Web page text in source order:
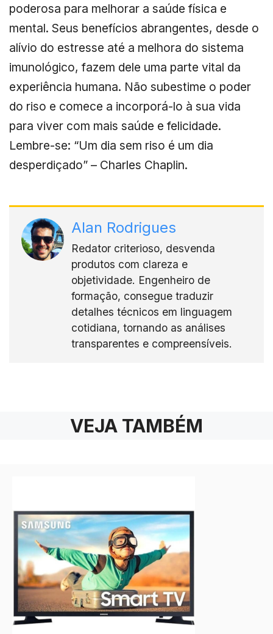
poderosa para melhorar a saúde física e
mental. Seus benefícios abrangentes, desde o
alívio do estresse até a melhora do sistema
imunológico, fazem dele uma parte vital da
experiência humana. Não subestime o poder
do riso e comece a incorporá-lo à sua vida
para viver com mais saúde e felicidade.
Lembre-se: “Um dia sem riso é um dia
desperdiçado” – Charles Chaplin.
Alan Rodrigues
Redator criterioso, desvenda
produtos com clareza e
objetividade. Engenheiro de
formação, consegue traduzir
detalhes técnicos em linguagem
cotidiana, tornando as análises
transparentes e compreensíveis.
VEJA TAMBÉM